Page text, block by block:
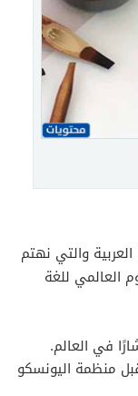
والتي نهتم
العالمي للغة
في العالم.
منظمة اليونسكو